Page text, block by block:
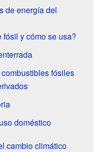
de energía del
y cómo se usa?
fósiles
doméstico
cambio climático